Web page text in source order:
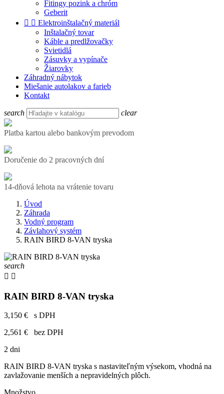
Fitingy pozink a chróm
Geberit
  Elektroinštalačný materiál
Inštalačný tovar
Káble a predlžovačky
Svietidlá
Zásuvky a vypínače
Žiarovky
Záhradný nábytok
Miešanie autolakov a farieb
Kontakt
search clear
Platba kartou alebo bankovým prevodom
Doručenie do 2 pracovných dní
14-dňová lehota na vrátenie tovaru
Úvod
Záhrada
Vodný program
Závlahový systém
RAIN BIRD 8-VAN tryska
search
 
RAIN BIRD 8-VAN tryska
3,150 €
s DPH
2,561 €
bez DPH
2 dni
RAIN BIRD 8-VAN tryska s nastaviteľným výsekom, vhodná na
zavlažovanie menších a nepravidelných plôch.